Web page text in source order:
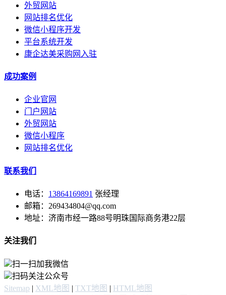
外贸网站
网站排名优化
微信小程序开发
平台系统开发
康企达美采购网入驻
成功案例
企业官网
门户网站
外贸网站
微信小程序
网站排名优化
联系我们
电话： 13864169891 张经理
邮箱：269434804@qq.com
地址：济南市经一路88号明珠国际商务港22层
关注我们
扫一扫加我微信
扫码关注公众号
Sitemap | XML地图 | TXT地图 | HTML地图